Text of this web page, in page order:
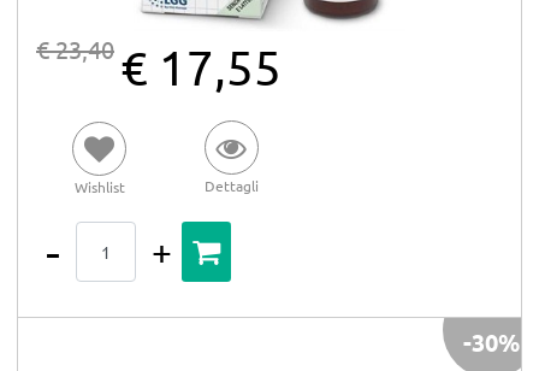
€ 23,40 € 17,55
Wishlist Dettagli
-30%